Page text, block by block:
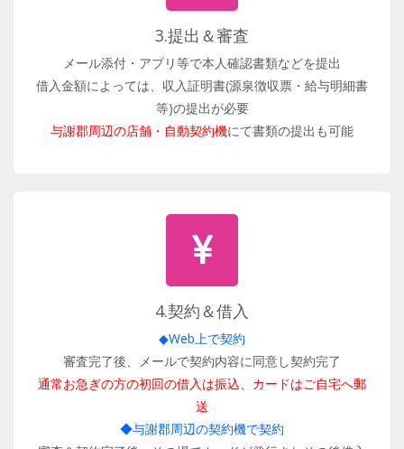
3.提出＆審査
メール添付・アプリ等で本人確認書類などを提出
借入金額によっては、収入証明書(源泉徴収票・給与明細書
等)の提出が必要
与謝郡周辺の店舗・自動契約機にて書類の提出も可能
4.契約＆借入
◆Web上で契約
審査完了後、メールで契約内容に同意し契約完了
通常お急ぎの方の初回の借入は振込、カードはご自宅へ郵
送
◆与謝郡周辺の契約機で契約